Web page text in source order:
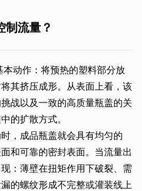
制流量？
本动作：将预热的塑料部分放
其挤压成形。从表面上看，该
战以及一致的高质量瓶盖的关
的扩散方式。
，成品瓶盖就会具有均匀的
和可靠的密封表面。当流量出
：薄壁在扭矩作用下破裂、需
的螺纹形成不完整或灌装线上